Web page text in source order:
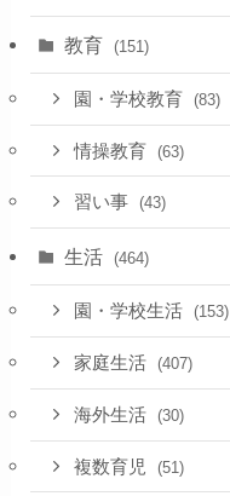
教育 (151)
園・学校教育 (83)
情操教育 (63)
習い事 (43)
生活 (464)
園・学校生活 (153)
家庭生活 (407)
海外生活 (30)
複数育児 (51)